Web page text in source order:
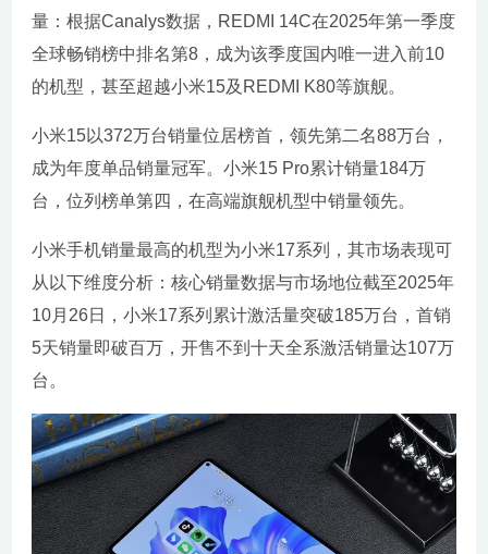
量：根据Canalys数据，REDMI 14C在2025年第一季度
全球畅销榜中排名第8，成为该季度国内唯一进入前10
的机型，甚至超越小米15及REDMI K80等旗舰。
小米15以372万台销量位居榜首，领先第二名88万台，
成为年度单品销量冠军。小米15 Pro累计销量184万
台，位列榜单第四，在高端旗舰机型中销量领先。
小米手机销量最高的机型为小米17系列，其市场表现可
从以下维度分析：核心销量数据与市场地位截至2025年
10月26日，小米17系列累计激活量突破185万台，首销
5天销量即破百万，开售不到十天全系激活销量达107万
台。